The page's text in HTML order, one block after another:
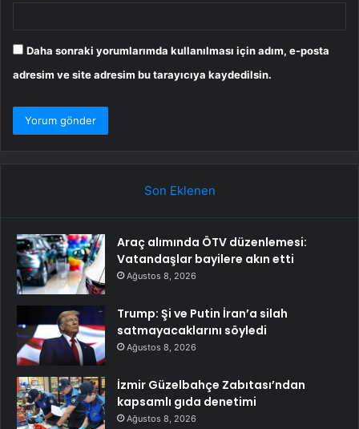
Daha sonraki yorumlarımda kullanılması için adım, e-posta
adresim ve site adresim bu tarayıcıya kaydedilsin.
Son Eklenen
Araç alımında ÖTV düzenlemesi:
Vatandaşlar bayilere akın etti
Ağustos 8, 2026
Trump: Şi ve Putin İran’a silah
satmayacaklarını söyledi
Ağustos 8, 2026
İzmir Güzelbahçe Zabıtası’ndan
kapsamlı gıda denetimi
Ağustos 8, 2026